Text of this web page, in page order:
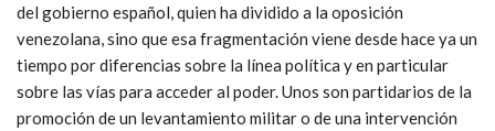
del gobierno español, quien ha dividido a la oposición
venezolana, sino que esa fragmentación viene desde hace ya un
tiempo por diferencias sobre la línea política y en particular
sobre las vías para acceder al poder. Unos son partidarios de la
promoción de un levantamiento militar o de una intervención